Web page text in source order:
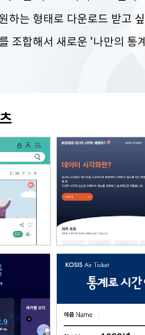
하는 형태로 다운로드 받고